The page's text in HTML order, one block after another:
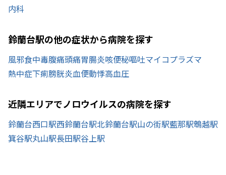
内科
鈴蘭台駅の他の症状から病院を探す
風邪食中毒腹痛頭痛胃腸炎咳便秘嘔吐マイコプラズマ
熱中症下痢膀胱炎血便動悸高血圧
近隣エリアでノロウイルスの病院を探す
鈴蘭台西口駅西鈴蘭台駅北鈴蘭台駅山の街駅藍那駅鵯越駅
箕谷駅丸山駅長田駅谷上駅